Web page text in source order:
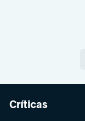
Críticas